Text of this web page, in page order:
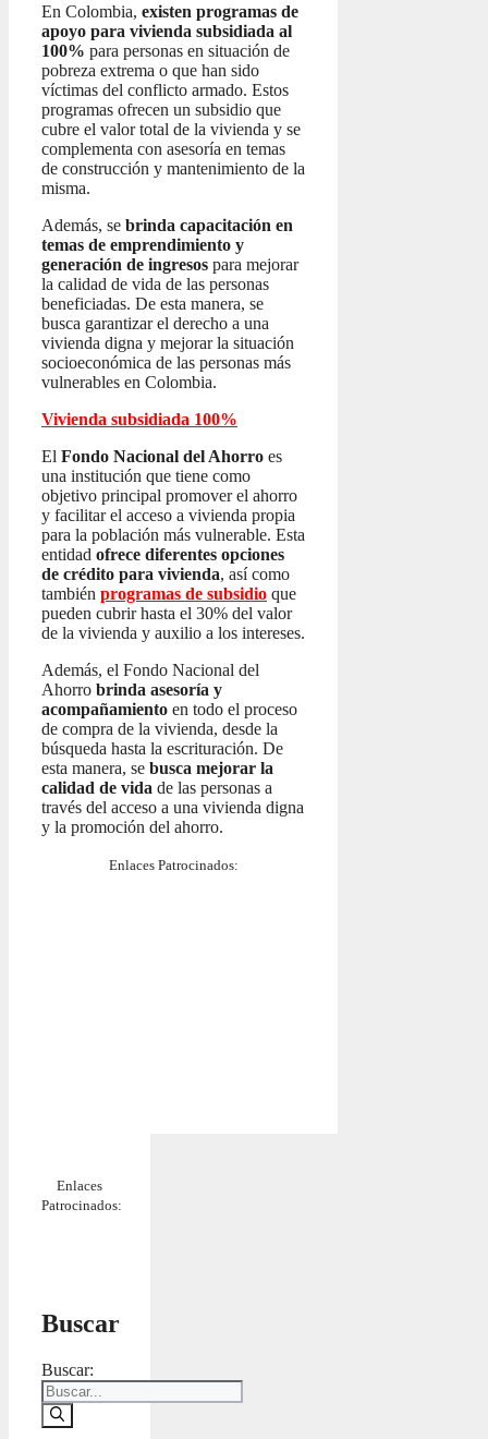
En Colombia, existen programas de
apoyo para vivienda subsidiada al
100% para personas en situación de
pobreza extrema o que han sido
víctimas del conflicto armado. Estos
programas ofrecen un subsidio que
cubre el valor total de la vivienda y se
complementa con asesoría en temas
de construcción y mantenimiento de la
misma.
Además, se brinda capacitación en
temas de emprendimiento y
generación de ingresos para mejorar
la calidad de vida de las personas
beneficiadas. De esta manera, se
busca garantizar el derecho a una
vivienda digna y mejorar la situación
socioeconómica de las personas más
vulnerables en Colombia.
Vivienda subsidiada 100%
El Fondo Nacional del Ahorro es
una institución que tiene como
objetivo principal promover el ahorro
y facilitar el acceso a vivienda propia
para la población más vulnerable. Esta
entidad ofrece diferentes opciones
de crédito para vivienda, así como
también programas de subsidio que
pueden cubrir hasta el 30% del valor
de la vivienda y auxilio a los intereses.
Además, el Fondo Nacional del
Ahorro brinda asesoría y
acompañamiento en todo el proceso
de compra de la vivienda, desde la
búsqueda hasta la escrituración. De
esta manera, se busca mejorar la
calidad de vida de las personas a
través del acceso a una vivienda digna
y la promoción del ahorro.
Enlaces Patrocinados:
Enlaces
Patrocinados:
Buscar
Buscar: